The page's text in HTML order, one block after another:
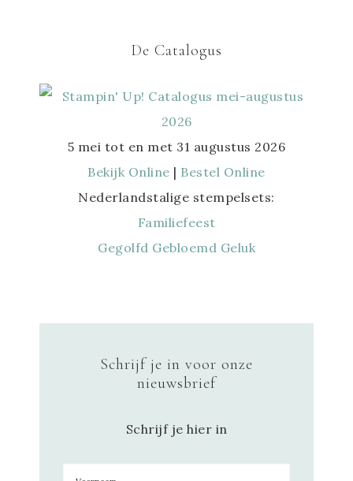
De Catalogus
5 mei tot en met 31 augustus 2026
Bekijk Online | Bestel Online
Nederlandstalige stempelsets:
Familiefeest
Gegolfd Gebloemd Geluk
Schrijf je in voor onze
nieuwsbrief
Schrijf je hier in